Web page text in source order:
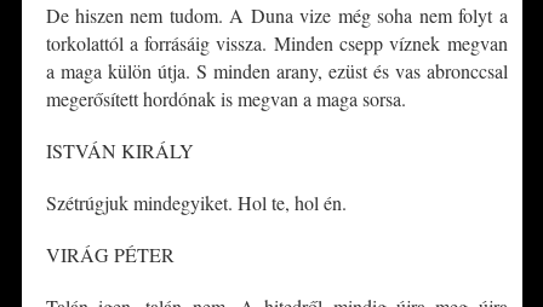
De hiszen nem tudom. A Duna vize még soha nem folyt a
torkolattól a forrásáig vissza. Minden csepp víznek megvan
a maga külön útja. S minden arany, ezüst és vas abronccsal
megerősített hordónak is megvan a maga sorsa.
ISTVÁN KIRÁLY
Szétrúgjuk mindegyiket. Hol te, hol én.
VIRÁG PÉTER